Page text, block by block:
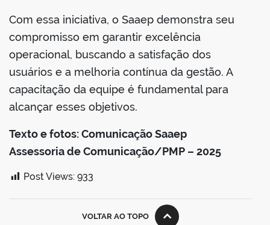
Com essa iniciativa, o Saaep demonstra seu
compromisso em garantir excelência
operacional, buscando a satisfação dos
usuários e a melhoria contínua da gestão. A
capacitação da equipe é fundamental para
alcançar esses objetivos.
Texto e fotos: Comunicação Saaep
Assessoria de Comunicação/PMP – 2025
Post Views: 933
VOLTAR AO TOPO